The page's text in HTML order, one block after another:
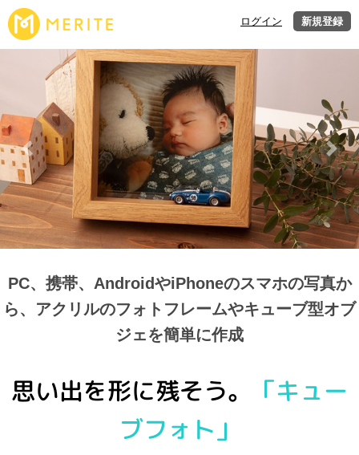
ログイン 新規登録
Previous Next
PC、携帯、AndroidやiPhoneのスマホの写真か
ら、アクリルのフォトフレームやキューブ型オブ
ジェを簡単に作成
思い出を形に残そう。 「キュー
ブフォト」